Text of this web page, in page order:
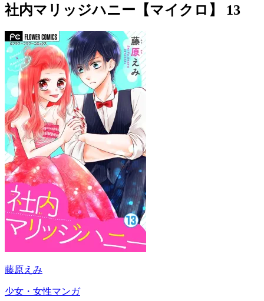
社内マリッジハニー【マイクロ】 13
藤原えみ
少女・女性マンガ